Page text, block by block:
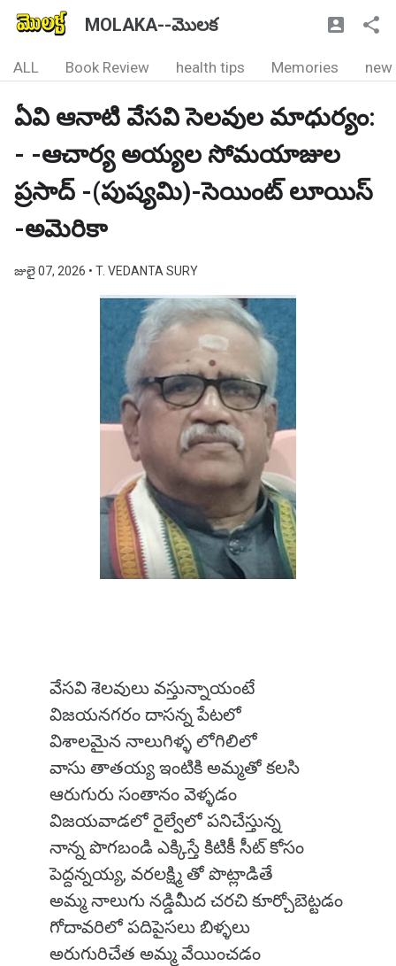
MOLAKA--మొలక
ALL Book Review health tips Memories new
ఏవి ఆనాటి వేసవి సెలవుల మాధుర్యం:
- -ఆచార్య అయ్యల సోమయాజుల
ప్రసాద్ -(పుష్యమి)-సెయింట్ లూయిస్
-అమెరికా
జులై 07, 2026 • T. VEDANTA SURY
వేసవి శెలవులు వస్తున్నాయంటే
విజయనగరం దాసన్న పేటలో
విశాలమైన నాలుగిళ్ళ లోగిలిలో
వాసు తాతయ్య ఇంటికి అమ్మతో కలసి
ఆరుగురు సంతానం వెళ్ళడం
విజయవాడలో రైల్వేలో పనిచేస్తున్న
నాన్న పొగబండి ఎక్కిస్తే కిటికీ సీట్ కోసం
పెద్దన్నయ్య, వరలక్ష్మి తో పొట్లాడితే
అమ్మ నాలుగు నడ్డిమీద చరచి కూర్చోబెట్టడం
గోదావరిలో పదిపైసలు బిళ్ళలు
అరుగురిచేత అమ్మ వేయించడం